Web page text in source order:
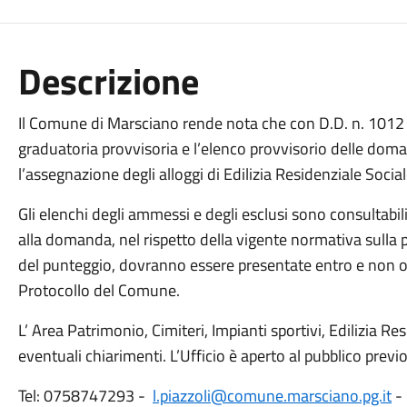
Descrizione
Il Comune di Marsciano rende nota che con D.D. n.
graduatoria provvisoria e l’elenco provvisorio delle
l’assegnazione degli alloggi di Edilizia Residenziale
Gli elenchi degli ammessi e degli esclusi sono
alla domanda, nel rispetto della vigente normativa
del punteggio, dovranno essere presentate entro e non
Protocollo del Comune.
L’ Area Patrimonio, Cimiteri, Impianti sportivi, Edilizia
eventuali chiarimenti. L’Ufficio è aperto al pubblico
Tel: 0758747293 - l.piazzoli@comune.marsciano.pg.it-